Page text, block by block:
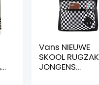
Vans NIEUWE
SKOOL RUGZAK
JONGENS